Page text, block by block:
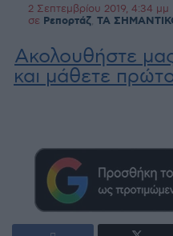
2 Σεπτεμβρίου 2019, 4:34 μμ
σε Ρεπορτάζ ΤΑ
Ακολουθήστε
και μάθετε